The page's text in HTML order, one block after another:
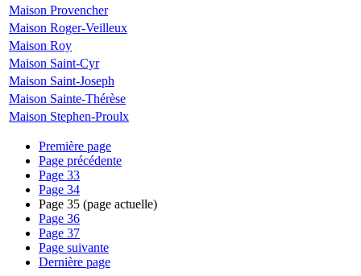
Maison Provencher
Maison Roger-Veilleux
Maison Roy
Maison Saint-Cyr
Maison Saint-Joseph
Maison Sainte-Thérèse
Maison Stephen-Proulx
Première page
Page précédente
Page 33
Page 34
Page 35 (page actuelle)
Page 36
Page 37
Page suivante
Dernière page